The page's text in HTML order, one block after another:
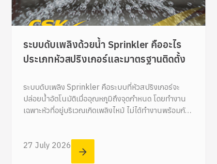
ระบบดับเพลิงด้วยน้ำ Sprinkler คืออะไร
ประเภทหัวสปริงเกอร์และมาตรฐานติดตั้ง
ระบบดับเพลิง Sprinkler คือระบบที่หัวสปริงเกอร์จะ
ปล่อยน้ำอัตโนมัติเมื่ออุณหภูมิถึงจุดกำหนด โดยทำงาน
เฉพาะหัวที่อยู่บริเวณเกิดเพลิงไหม้ ไม่ได้ทำงานพร้อมกัน
27 July 2026